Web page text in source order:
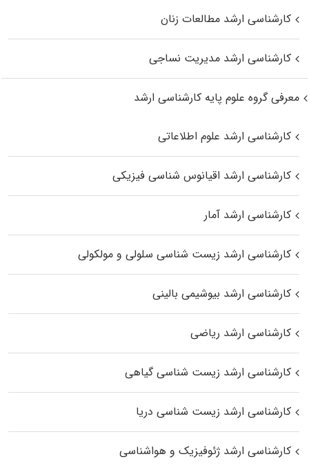
کارشناسی ارشد مطالعات زنان
کارشناسی ارشد مدیریت نساجی
معرفی گروه علوم پایه کارشناسی ارشد
کارشناسی ارشد علوم اطلاعاتی
کارشناسی ارشد اقیانوس‌ شناسی فیزیکی
کارشناسی ارشد آمار
کارشناسی ارشد زیست شناسی سلولی و مولکولی
کارشناسی ارشد بیوشیمی بالینی
کارشناسی ارشد ریاضی
کارشناسی ارشد زیست‌ شناسی گیاهی
کارشناسی ارشد زیست‌ شناسی دریا
کارشناسی ارشد ژئوفیزیک و هواشناسی